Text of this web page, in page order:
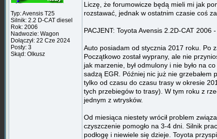
Typ: Avensis T25
Silnik: 2.2 D-CAT diesel
Rok: 2006
Nadwozie: Wagon
Dołączył: 22 Cze 2024
Posty: 3
Skąd: Olkusz
Liczę, że forumowicze będą mieli mi jak
rozstawać, jednak w ostatnim czasie coś
PACJENT: Toyota Avensis 2.2D-CAT 2006
Auto posiadam od stycznia 2017 roku. Po
Początkowo został wyprany, ale nie
jak marzenie, był odmulony i nie było na
sadzą EGR. Później nic już nie grzebałem
tylko od czasu do czasu trasy w okresie
tych przebiegów to trasy). W tym roku z
jednym z wtrysków.
Od miesiąca niestety wrócił problem
czyszczenie pomogło na 3-4 dni. Silnik
podłogę i niewiele się dzieje. Toyota